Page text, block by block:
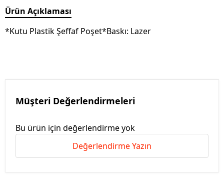
Ürün Açıklaması
*Kutu Plastik Şeffaf Poşet*Baskı: Lazer
Müşteri Değerlendirmeleri
Bu ürün için değerlendirme yok
Değerlendirme Yazın